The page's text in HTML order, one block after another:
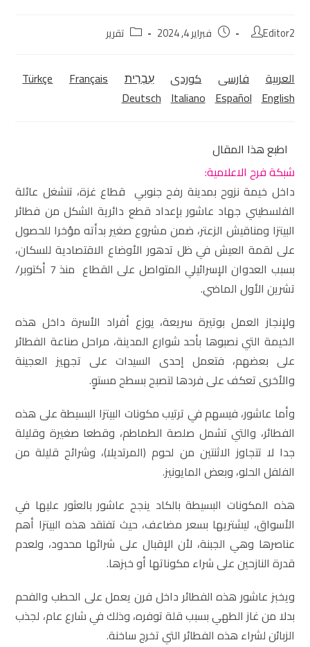
Editor2 فبراير 4, 2024 تقرير
العربية فارسی كوردی‎ עִבְרִית Türkçe
Français
Deutsch Italiano Español English
اطبع هذا المقال
شبكة فرح الاعلامية:
داخل خيمة نزوح بمدينة رفح جنوبي قطاع غزة، تنشغل عائلة
الفلسطيني جهاد عاشور بإعداد قطع دائرية الشكل من فطائر
البيتزا ومناقيش الزعتر، ضمن مشروع صغير بدأته مؤخرا للحصول
على لقمة العيش في ظل تدهور الأوضاع الاقتصادية للسكان،
بسبب العدوان الإسرائيلي المتواصل على القطاع منذ 7 أكتوبر/
تشرين الأول الماضي.
ولإنجاز العمل بوتيرة سريعة، يوزع أفراد الأسرة داخل هذه
الخيمة التي نصبوها بأحد شوارع المدينة، مراحل صناعة الفطائر
على بعضهم، فتعمل إحدى السيدات على تجهيز العجينة
والأخرى تعكف على فردها لتصبح بسطح مستوٍ.
وأما عاشور، فيسهم في ترتيب مكونات البيتزا البسيطة على هذه
الفطائر، والتي تشمل صلصة الطماطم، وقطعا صغيرة وقليلة
جدا لا تتجاوز الاثنتين من لحوم (المرتديلا)، وشرائح قليلة من
الفلفل الحلو، وبعض المايونيز.
هذه المكونات البسيطة بالكاد ينجح عاشور بالعثور عليها في
الأسواق، ليشتريها بسعر مضاعف، حيث تفتقد هذه البيتزا أهم
عناصرها وهي الجبنة، لأن الإقبال على شرائها محدود، ولعدم
قدرة النازحين على شراء مكوناتها أو خبزها.
ويخبز عاشور هذه الفطائر داخل فرن يعمل على الحطب والفحم
بدلا من غاز الطهي بسبب قلة توفره، وذلك في شارع عام، لجذب
الزبائن لشراء هذه الفطائر التي تخرج ساخنة.